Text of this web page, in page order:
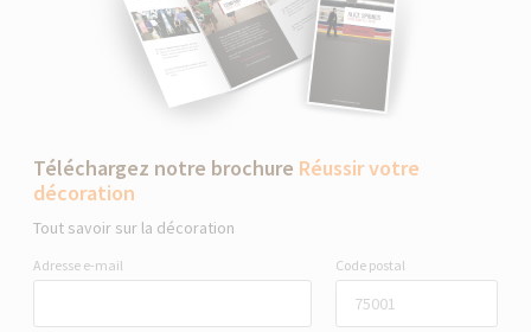
Téléchargez notre brochure Réussir votre
décoration
Tout savoir sur la décoration
Adresse e-mail Code postal